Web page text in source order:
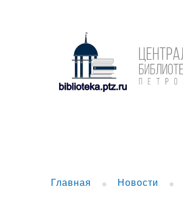
Главная Новости